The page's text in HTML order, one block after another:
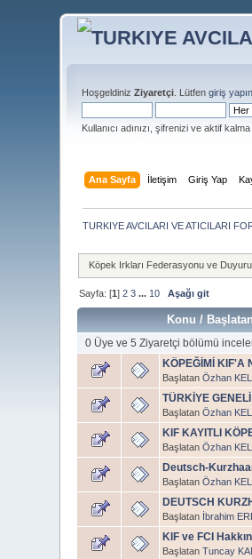
HoşgeldinizZiyaretçi . Lütfengiriş yapın
Kullanıcı adınızı, şifrenizi ve aktif
Ana Sayfa İletişim Giriş Yap
TURKIYE AVCILARI VE ATICILARI
Köpek Irkları Federasyonu ve
Sayfa: [1]2 3 ... 10 Aşağı git
Konu /
0 Üye ve 5 Ziyaretçi bölümü
KÖPEĞİMİ KIF'A
BaşlatanÖzhan
TÜRKİYE
BaşlatanÖzhan
KIF KAYITLI
BaşlatanÖzhan
Deutsch-
BaşlatanÖzhan
DEUTSCH
Başlatan İbrahim
KIF ve FCI
BaşlatanTuncay